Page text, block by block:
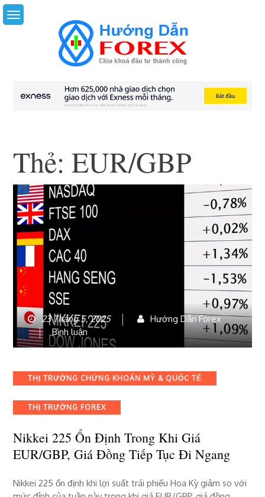
Skip
to
Thẻ:EUR/GBP
23 Tháng 5, 2025
Hướng Dẫn Forex
Bình luậnbài
viết
225
ổn
trong
giá
EUR/GBP,
giá
tiếp
Categories
THỊ TRƯỜNG CHỨNG KHOÁN MỸ & QUỐC TẾ
THỊ TRƯỜNG FOREX
Nikkei 225 Ổn Định Trong Khi Giá
EUR/GBP, Giá Đồng Tiếp Tục Đi Ngang
Nikkei 225 ổn định khi lợi suất trái phiếu Hoa Kỳ giảm so với